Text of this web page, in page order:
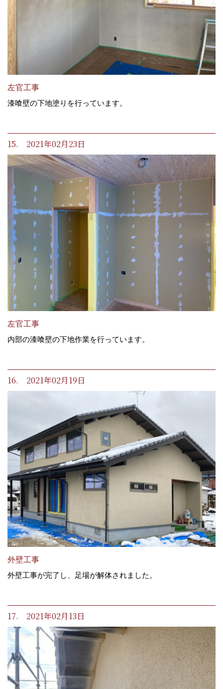
左官工事
漆喰壁の下地塗りを行っています。
15. 2021年02月23日
左官工事
内部の漆喰壁の下地作業を行っています。
16. 2021年02月19日
外壁工事
外壁工事が完了し、足場が解体されました。
17. 2021年02月13日